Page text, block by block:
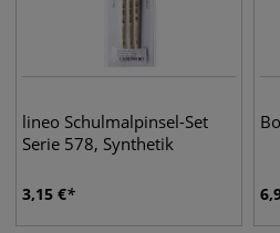
lineo Schulmalpinsel-Set
Serie 578, Synthetik
3,15 €